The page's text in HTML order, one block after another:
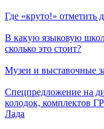
Где «круто!» отметить
В какую языковую
сколько это стоит?
Музеи и выставочные
Спецпредложение на
колодок, комплектов
Лада